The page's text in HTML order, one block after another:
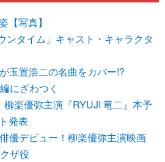
【写真】
ンタイム」キャスト・キャラクタ
玉置浩二の名曲をカバー!?
にざわつく
楽優弥主演『RYUJI 竜二』本予
発表
優デビュー！柳楽優弥主演映画
ザ役